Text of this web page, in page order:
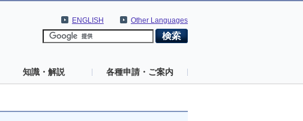
Other Languages
ENGLISH
知識・解説 各種申請・ご案内